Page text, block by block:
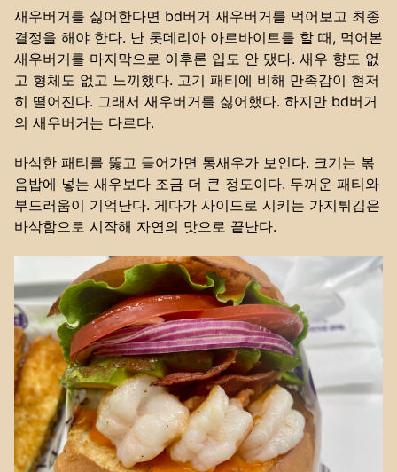
새우버거를 싫어한다면 bd버거 새우버거를 먹어보고 최종
결정을 해야 한다. 난 롯데리아 아르바이트를 할 때, 먹어본
새우버거를 마지막으로 이후론 입도 안 댔다. 새우 향도 없
고 형체도 없고 느끼했다. 고기 패티에 비해 만족감이 현저
히 떨어진다. 그래서 새우버거를 싫어했다. 하지만 bd버거
의 새우버거는 다르다.
바삭한 패티를 뚫고 들어가면 통새우가 보인다. 크기는 볶
음밥에 넣는 새우보다 조금 더 큰 정도이다. 두꺼운 패티와
부드러움이 기억난다. 게다가 사이드로 시키는 가지튀김은
바삭함으로 시작해 자연의 맛으로 끝난다.